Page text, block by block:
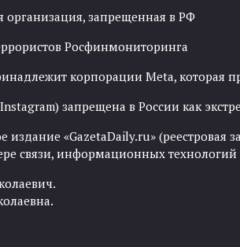
организация, запрещенная в РФ
Росфинмониторинга
корпорации Meta, которая
запрещена в России как
«GazetaDaily.ru» (реестровая
связи, информационных